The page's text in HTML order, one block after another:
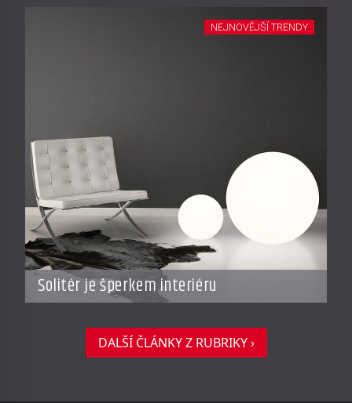
Solitér je šperkem interiéru
NEJNOVĚJŠÍ TRENDY
DALŠÍ ČLÁNKY Z RUBRIKY ›